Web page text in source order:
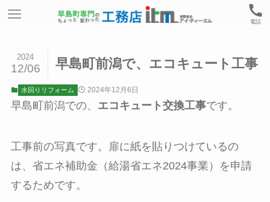
電話
早島町前潟で、エコキュート工事
2024
12/06
水回りリフォーム 2024年12月6日
早島町前潟での、 エコキュート交換工事です。
工事前の写真です。扉に紙を貼りつけているの
は、省エネ補助金（給湯省エネ2024事業）を申請
するためです。